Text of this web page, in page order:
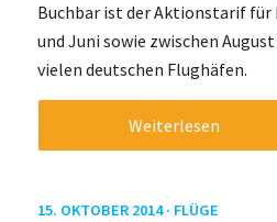
Buchbar ist der Aktionstarif für
und Juni sowie zwischen
vielen deutschen Flughäfen.
Weiterlesen
15. OKTOBER 2014 · FLÜGE